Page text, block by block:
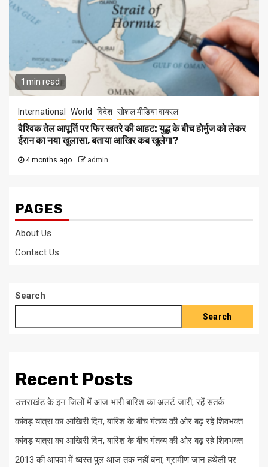
1 min read
International World विदेश सोशल मीडिया वायरल
वैश्विक तेल आपूर्ति पर फिर खतरे की आहट: युद्ध के बीच होर्मुज को लेकर
ईरान का नया खुलासा, बताया आखिर कब खुलेगा?
4 months ago admin
PAGES
About Us
Contact Us
Search
Search
Recent Posts
उत्तराखंड के इन जिलों में आज भारी बारिश का अलर्ट जारी, रहें सतर्क
कांवड़ यात्रा का आखिरी दिन, बारिश के बीच गंतव्य की ओर बढ़ रहे शिवभक्त
कांवड़ यात्रा का आखिरी दिन, बारिश के बीच गंतव्य की ओर बढ़ रहे शिवभक्त
2013 की आपदा में ध्वस्त पुल आज तक नहीं बना, ग्रामीण जान हथेली पर